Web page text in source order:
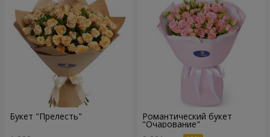
Букет "Прелесть" Романтический букет
"Очарование"